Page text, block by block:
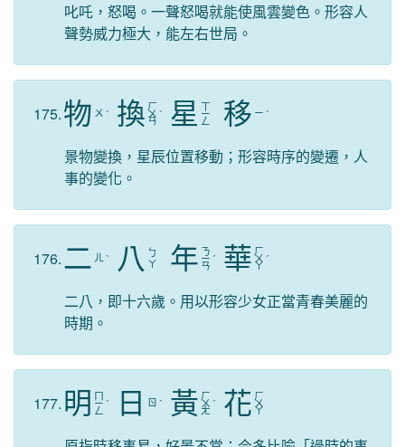
叱吒，怒喝。一聲怒喝就能使風雲變色。形容人
聲勢威力極大，能左右世局。
175.物 ㄨ ˋ 換 ㄏ
ㄨ
ㄢ
ˋ 星 ㄒ
ㄧ
ㄥ 移 ㄧ ˊ
景物變換，星辰位置移動；形容時序的變遷，人
事的變化。
176.二 ㄦ ˋ 八
ㄅ
ㄚ
年 ㄋ
ㄧ
ㄢ
ˊ 華 ㄏ
ㄨ
ㄚ
ˊ
二八，即十六歲。用以形容少女正當青春美麗的
時期。
177. 明 ㄇ
ㄧ
ㄥ
ˊ 日 ㄖ ˋ 黃 ㄏ
ㄨ
ㄤ
ˊ 花 ㄏ
ㄨ
ㄚ